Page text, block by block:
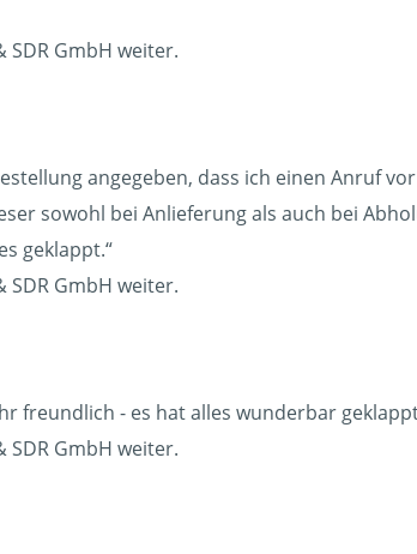
GmbH weiter.
angegeben, dass ich einen Anruf
sowohl bei Anlieferung als auch bei
geklappt.“
GmbH weiter.
freundlich - es hat alles wunderbar
GmbH weiter.